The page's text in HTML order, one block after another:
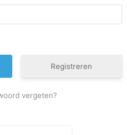
Registreren
vergeten?